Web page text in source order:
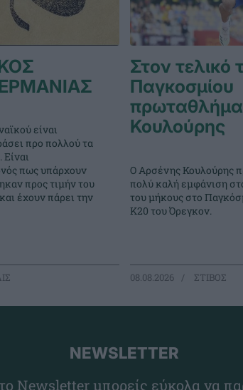
είναι
προ πολλού τα
πως υπάρχουν
προς τιμήν του
έχουν πάρει την
Στον τελικό
Παγκοσμίου
Κουλούρης
Ο Αρσένης Κουλούρης
πολύ καλή εμφάνιση
του μήκους στο
Κ20 του Όρεγκον.
08.08.2026 ΣΤΙΒΟΣ
NEWSLETTER
Newsletter μπορείς εύκολα να